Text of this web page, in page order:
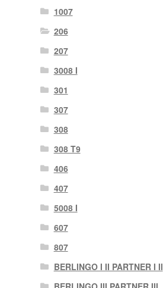
1007
206
207
3008 I
301
307
308
308 T9
406
407
5008 I
607
807
BERLINGO I II PARTNER I II